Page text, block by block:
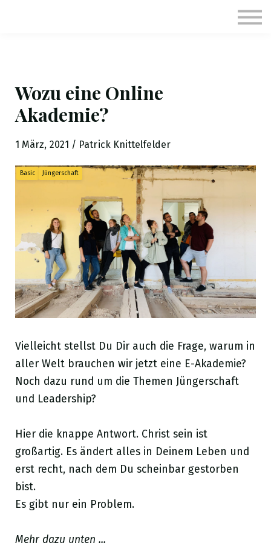
Wozu eine Online
Akademie?
1 März, 2021 / Patrick Knittelfelder
Basic Jüngerschaft
Vielleicht stellst Du Dir auch die Frage, warum in
aller Welt brauchen wir jetzt eine E-Akademie?
Noch dazu rund um die Themen Jüngerschaft
und Leadership?
Hier die knappe Antwort. Christ sein ist
großartig. Es ändert alles in Deinem Leben und
erst recht, nach dem Du scheinbar gestorben
bist.
Es gibt nur ein Problem.
Mehr dazu unten ...